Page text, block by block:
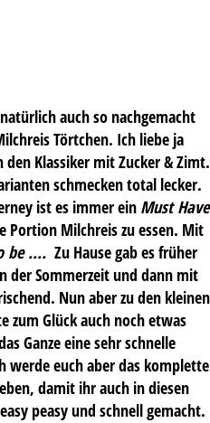
auch so nachgemacht
Törtchen. Ich liebe ja
Klassiker mit Zucker & Zimt.
schmecken total lecker.
ist es immer ein Must Have
Portion Milchreis zu essen. Mit
be …. Zu Hause gab es früher
der Sommerzeit und dann mit
Nun aber zu den kleinen
zum Glück auch noch etwas
Ganze eine sehr schnelle
werde euch aber das komplette
damit ihr auch in diesen
peasy und schnell gemacht.